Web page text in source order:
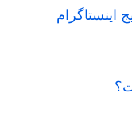
اینستاگرام